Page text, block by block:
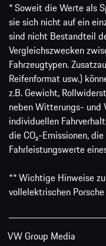
* Soweit die Werte als
sie sich nicht auf ein
sind nicht Bestandteil
Vergleichszwecken
Fahrzeugtypen.
Reifenformat usw.)
z.B. Gewicht,
neben Witterungs- und
individuellen
die CO₂-Emissionen,
Fahrleistungswerte
** Wichtige Hinweise
vollelektrischen
VW Group Media